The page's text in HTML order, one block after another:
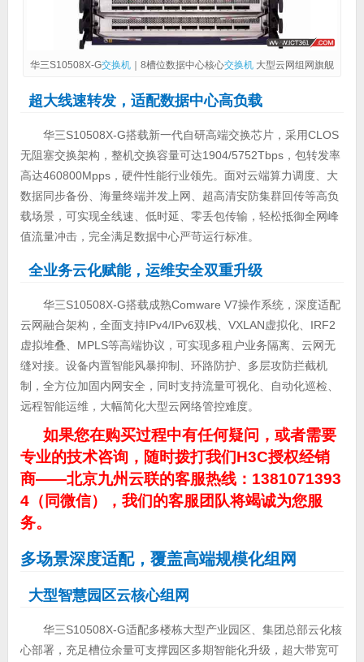
华三S10508X-G交换机｜8槽位数据中心核心交换机大型云网组网旗舰
超大线速转发，适配数据中心高负载
华三S10508X-G搭载新一代自研高端交换芯片，采用CLOS
无阻塞交换架构，整机交换容量可达1904/5752Tbps，包转发率
高达460800Mpps，硬件性能行业领先。面对云端算力调度、大
数据同步备份、海量终端并发上网、超高清安防集群回传等高负
载场景，可实现全线速、低时延、零丢包传输，轻松抵御全网峰
值流量冲击，完全满足数据中心严苛运行标准。
全业务云化赋能，运维安全双重升级
华三S10508X-G搭载成熟Comware V7操作系统，深度适配
云网融合架构，全面支持IPv4/IPv6双栈、VXLAN虚拟化、IRF2
虚拟堆叠、MPLS等高端协议，可实现多租户业务隔离、云网无
缝对接。设备内置智能风暴抑制、环路防护、多层攻防拦截机
制，全方位加固内网安全，同时支持流量可视化、自动化巡检、
远程智能运维，大幅简化大型云网络管控难度。
如果您在购买过程中有任何疑问，或者需要
专业的技术咨询，随时拨打我们H3C授权经销
商——北京九州云联的客服热线：1381071393
4（同微信），我们的客服团队将竭诚为您服
务。
多场景深度适配，覆盖高端规模化组网
大型智慧园区云核心组网
华三S10508X-G适配多楼栋大型产业园区、集团总部云化核
心部署，充足槽位余量可支撑园区多期智能化升级，超大带宽可